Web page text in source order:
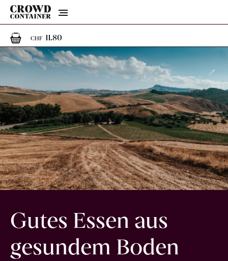
Menu
CHF 11.801 Artikel im Warenkorb
Gutes Essen aus
gesundem Boden